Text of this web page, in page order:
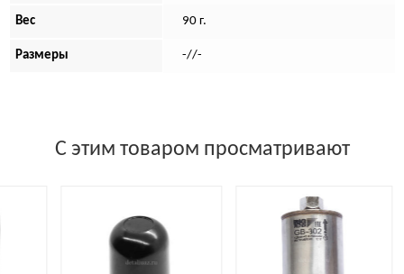
Вес 90 г.
Размеры -//-
С этим товаром просматривают